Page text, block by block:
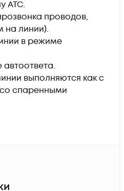
АТС.
проводов,
на линии).
в режиме
выполняются как с
спаренными